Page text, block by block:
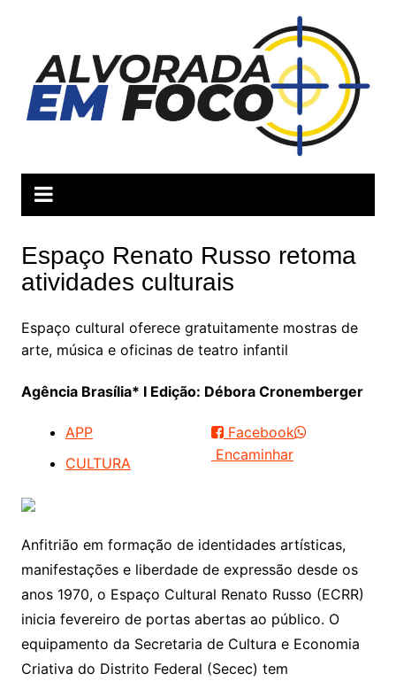
conteúdo
Espaço Renato Russo retoma
atividades culturais
Espaço cultural oferece gratuitamente mostras de
arte, música e oficinas de teatro infantil
Agência Brasília* I Edição: Débora Cronemberger
APP
CULTURA
Facebook
Encaminhar
Anfitrião em formação de identidades artísticas,
manifestações e liberdade de expressão desde os
anos 1970, o Espaço Cultural Renato Russo (ECRR)
inicia fevereiro de portas abertas ao público. O
equipamento da Secretaria de Cultura e Economia
Criativa do Distrito Federal (Secec) tem